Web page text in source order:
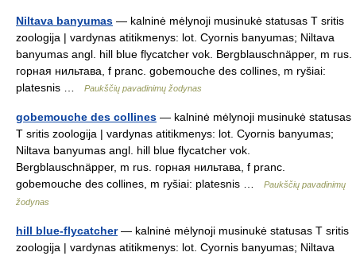
Niltava banyumas — kalninė mėlynoji musinukė statusas T sritis
zoologija | vardynas atitikmenys: lot. Cyornis banyumas; Niltava
banyumas angl. hill blue flycatcher vok. Bergblauschnäpper, m rus.
горная нильтава, f pranc. gobemouche des collines, m ryšiai:
platesnis …
Paukščių pavadinimų žodynas
gobemouche des collines — kalninė mėlynoji musinukė statusas
T sritis zoologija | vardynas atitikmenys: lot. Cyornis banyumas;
Niltava banyumas angl. hill blue flycatcher vok.
Bergblauschnäpper, m rus. горная нильтава, f pranc.
gobemouche des collines, m ryšiai: platesnis …
Paukščių pavadinimų
žodynas
hill blue-flycatcher— kalninė mėlynoji musinukė statusas T sritis
zoologija | vardynas atitikmenys: lot. Cyornis banyumas; Niltava